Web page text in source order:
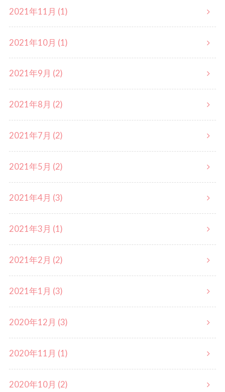
2021年11月 (1)
2021年10月 (1)
2021年9月 (2)
2021年8月 (2)
2021年7月 (2)
2021年5月 (2)
2021年4月 (3)
2021年3月 (1)
2021年2月 (2)
2021年1月 (3)
2020年12月 (3)
2020年11月 (1)
2020年10月 (2)